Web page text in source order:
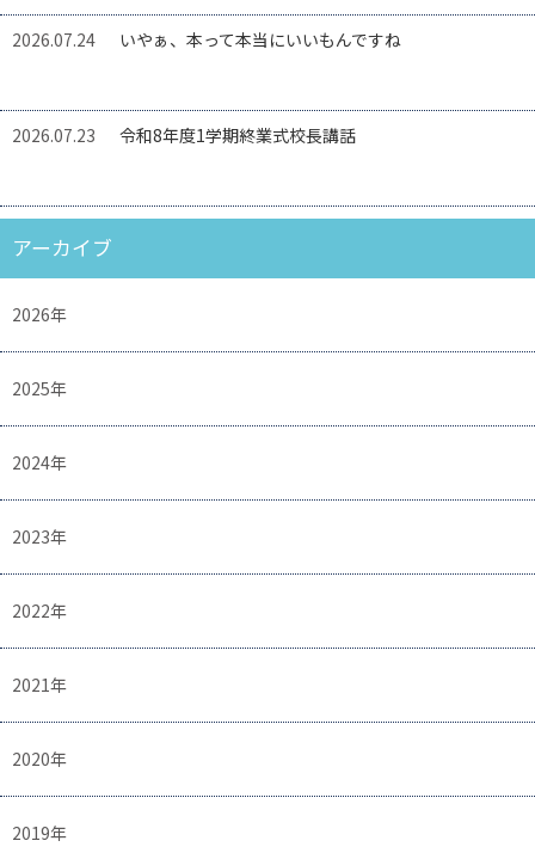
2026.07.24 いやぁ、本って本当にいいもんですね
2026.07.23 令和8年度1学期終業式校長講話
アーカイブ
2026年
2025年
2024年
2023年
2022年
2021年
2020年
2019年